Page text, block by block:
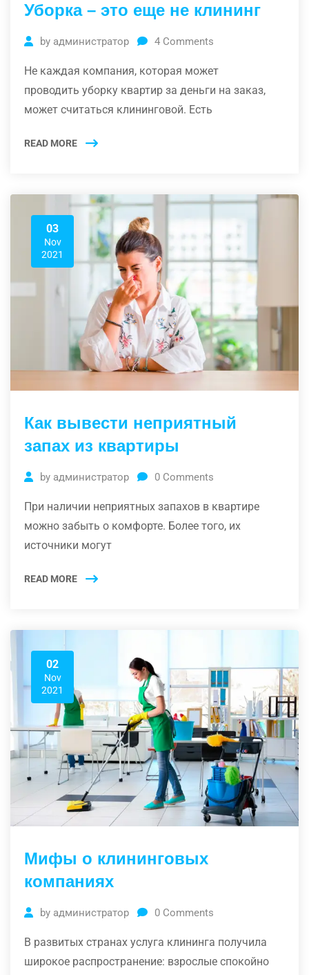
Уборка – это еще не клининг
by администратор 4 Comments
Не каждая компания, которая может
проводить уборку квартир за деньги на заказ,
может считаться клининговой. Есть
READ MORE
03
Nov
2021
Как вывести неприятный
запах из квартиры
by администратор 0 Comments
При наличии неприятных запахов в квартире
можно забыть о комфорте. Более того, их
источники могут
READ MORE
02
Nov
2021
Мифы о клининговых
компаниях
by администратор 0 Comments
В развитых странах услуга клининга получила
широкое распространение: взрослые спокойно